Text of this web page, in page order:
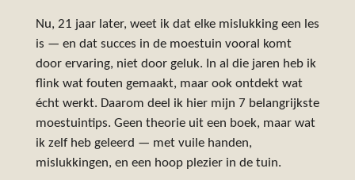
Nu, 21 jaar later, weet ik dat elke mislukking een les
is — en dat succes in de moestuin vooral komt
door ervaring, niet door geluk. In al die jaren heb ik
flink wat fouten gemaakt, maar ook ontdekt wat
écht werkt. Daarom deel ik hier mijn 7 belangrijkste
moestuintips. Geen theorie uit een boek, maar wat
ik zelf heb geleerd — met vuile handen,
mislukkingen, en een hoop plezier in de tuin.